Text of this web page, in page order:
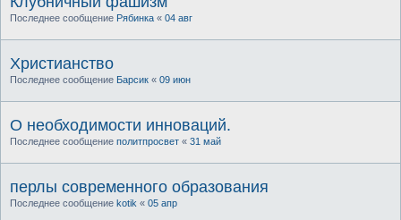
Последнее сообщение Рябинка « 04 авг
Христианство
Последнее сообщение Барсик « 09 июн
О необходимости инноваций.
Последнее сообщение политпросвет « 31 май
перлы современного образования
Последнее сообщение kotik « 05 апр